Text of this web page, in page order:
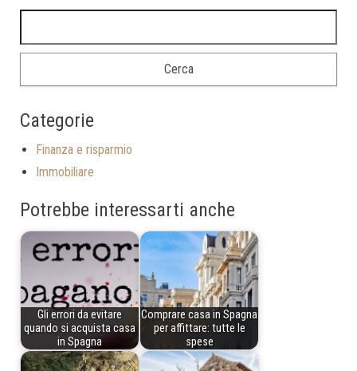
Categorie
Finanza e risparmio
Immobiliare
Potrebbe interessarti anche
Gli errori da evitare
quando si acquista casa
in Spagna
Comprare casa in Spagna
per affittare: tutte le
spese